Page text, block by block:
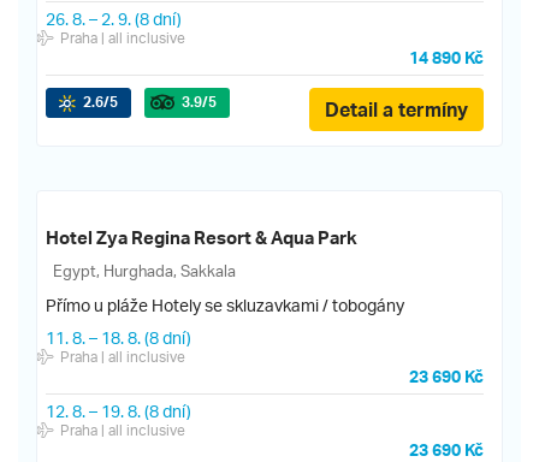
26. 8.– 2. 9.(8 dní)
Praha| all inclusive
14 890 Kč
2.6/5 3.9/5 Detail a termíny
Hotel Zya Regina Resort & Aqua Park
Egypt, Hurghada, Sakkala
Přímo u pláže Hotely se skluzavkami / tobogány
11. 8.– 18. 8.(8 dní)
Praha| all inclusive
23 690 Kč
12. 8.– 19. 8.(8 dní)
Praha| all inclusive
23 690 Kč